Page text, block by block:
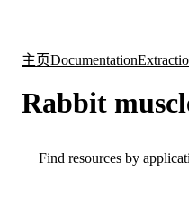
主页Documentation
Rabbit
Search